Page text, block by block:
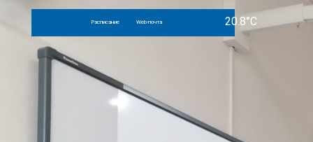
Расписание Web-почта